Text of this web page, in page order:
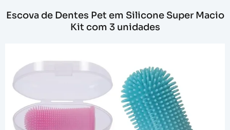
Escova de Dentes Pet em Silicone Super Macio
Kit com 3 unidades